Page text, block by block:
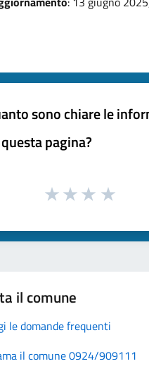
sono chiare le
pagina?
il comune
le domande frequenti
il comune 0924/909111